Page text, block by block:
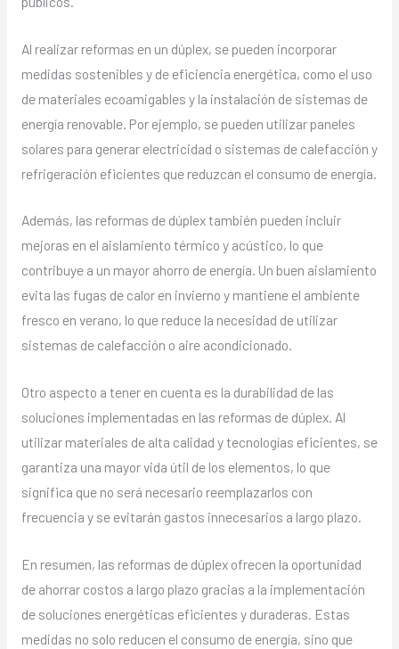
Al realizar reformas en un dúplex, se pueden incorporar
medidas sostenibles y de eficiencia energética, como el uso
de materiales ecoamigables y la instalación de sistemas de
energía renovable. Por ejemplo, se pueden utilizar paneles
solares para generar electricidad o sistemas de calefacción y
refrigeración eficientes que reduzcan el consumo de energía.
Además, las reformas de dúplex también pueden incluir
mejoras en el aislamiento térmico y acústico, lo que
contribuye a un mayor ahorro de energía. Un buen aislamiento
evita las fugas de calor en invierno y mantiene el ambiente
fresco en verano, lo que reduce la necesidad de utilizar
sistemas de calefacción o aire acondicionado.
Otro aspecto a tener en cuenta es la durabilidad de las
soluciones implementadas en las reformas de dúplex. Al
utilizar materiales de alta calidad y tecnologías eficientes, se
garantiza una mayor vida útil de los elementos, lo que
significa que no será necesario reemplazarlos con
frecuencia y se evitarán gastos innecesarios a largo plazo.
En resumen, las reformas de dúplex ofrecen la oportunidad
de ahorrar costos a largo plazo gracias a la implementación
de soluciones energéticas eficientes y duraderas. Estas
medidas no solo reducen el consumo de energía, sino que